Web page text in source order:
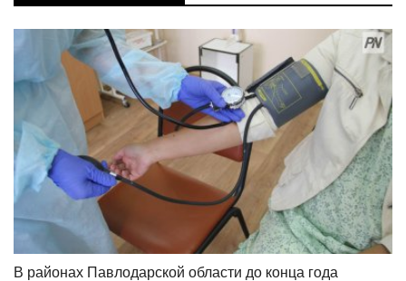
В районах Павлодарской области до конца года